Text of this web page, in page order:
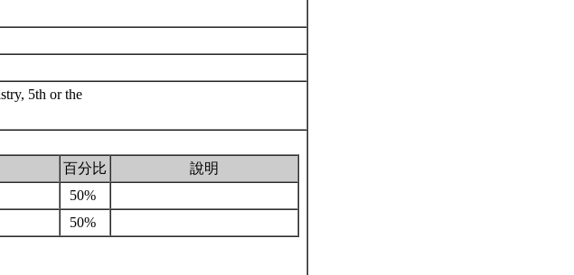
5th or the
百分比
說明
50%
50%